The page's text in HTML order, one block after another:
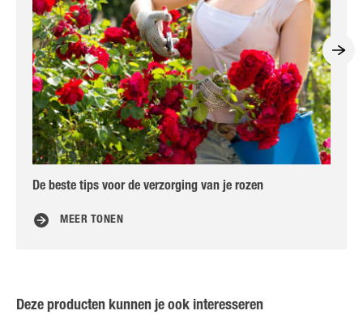
De beste tips voor de verzorging van je rozen
MEER TONEN
Deze producten kunnen je ook interesseren